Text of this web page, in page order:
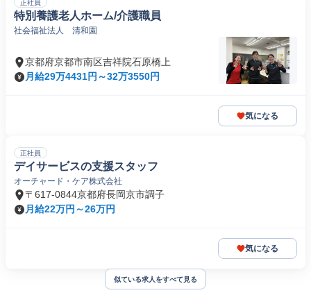
正社員
特別養護老人ホーム/介護職員
社会福祉法人 清和園
京都府京都市南区吉祥院石原橋上
月給29万4431円～32万3550円
気になる
正社員
デイサービスの支援スタッフ
オーチャード・ケア株式会社
〒617-0844京都府長岡京市調子
月給22万円～26万円
気になる
似ている求人をすべて見る